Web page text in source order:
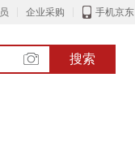
企业采购 手机京东
搜索